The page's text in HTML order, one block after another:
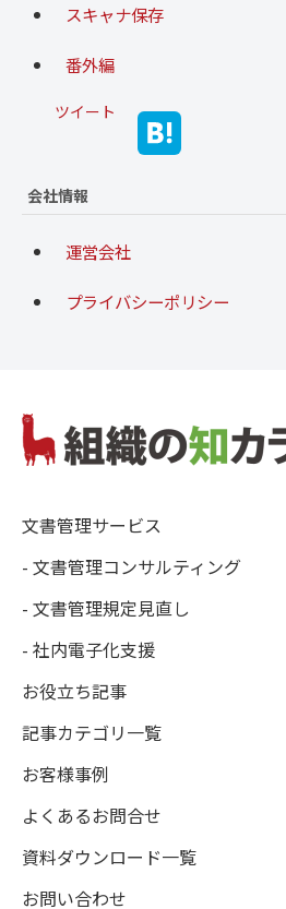
スキャナ保存
番外編
ツイート
会社情報
運営会社
プライバシーポリシー
文書管理サービス
- 文書管理コンサルティング
- 文書管理規定見直し
- 社内電子化支援
お役立ち記事
記事カテゴリ一覧
お客様事例
よくあるお問合せ
資料ダウンロード一覧
お問い合わせ